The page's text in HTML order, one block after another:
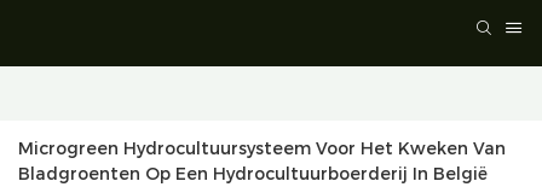
Microgreen Hydrocultuursysteem Voor Het Kweken Van
Bladgroenten Op Een Hydrocultuurboerderij In België